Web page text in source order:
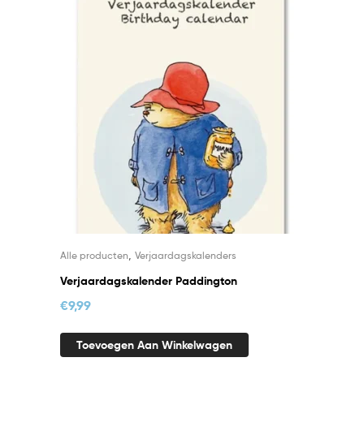
Alle producten Verjaardagskalenders
Verjaardagskalender Paddington
€9,99
Toevoegen Aan Winkelwagen